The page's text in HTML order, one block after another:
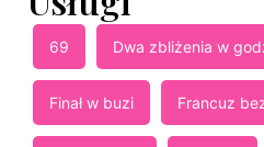
69 Dwa zbliżenia w
Finał w buzi Francuz